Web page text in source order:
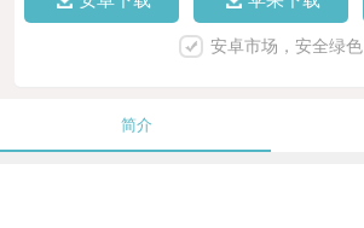
安卓市场，安全绿色
简介